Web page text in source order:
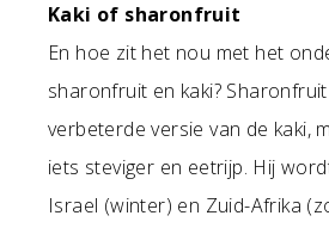
Kaki of sharonfruit
En hoe zit het nou met het
sharonfruit en kaki?
verbeterde versie van de kaki,
iets steviger en eetrijp. Hij
Israel (winter) en Zuid-Afrika